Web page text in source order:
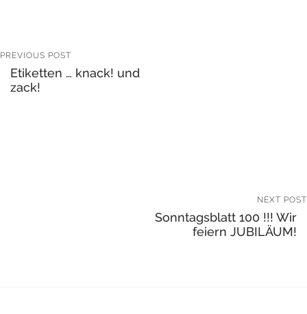
PREVIOUS POST
Etiketten … knack! und
zack!
NEXT POST
Sonntagsblatt 100 !!! Wir
feiern JUBILÄUM!